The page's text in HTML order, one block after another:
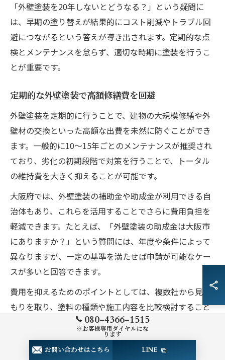
「外壁塗装を20年しないとどうなる？」という疑問に
は、早期の塗り替えが結果的にコスト削減やトラブル回
避につながるという答えが導き出されます。定期的な点
検とメンテナンスを怠らず、適切な時期に塗装を行うこ
とが重要です。
定期的な外壁塗装で高額修繕費を回避
外壁塗装を定期的に行うことで、建物の大規模修繕や外
壁材の交換といった高額な出費を未然に防ぐことができ
ます。一般的に10～15年ごとのメンテナンスが推奨され
ており、劣化の初期段階で対策を行うことで、トータル
の維持費を大きく抑えることが可能です。
大阪府では、外壁塗装の補助金や助成金が利用できる自
治体もあり、これらを活用することでさらに費用負担を
軽減できます。たとえば、「外壁塗装の助成金は大阪市
にありますか？」という質問には、年度や条件によって
異なりますが、一定の基準を満たせば申請が可能なケー
スが多いと回答できます。
費用を抑えるためのポイントとしては、複数社から見積
もりを取り、塗料の種類や施工内容を比較検討すること
が挙げられます。失敗しないためには、施工実績やアフ
ターサービスの充実度も重視しましょう。
080-4366-1515
※お客様専用ダイヤルにな
ります
お問い合わせはこちら LINE